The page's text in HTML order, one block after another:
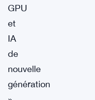
GPU
et
IA
de
nouvelle
génération